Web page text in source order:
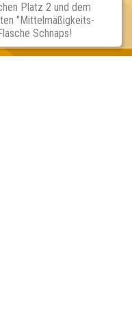
Platz 2 und dem
"Mittelmäßigkeits-
Schnaps!